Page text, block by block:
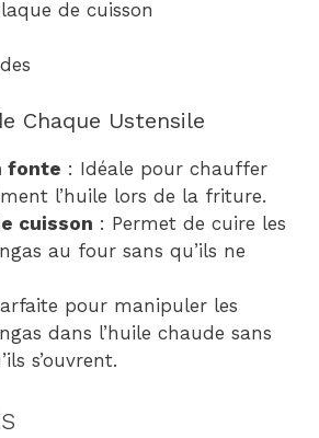
de cuisson
Chaque Ustensile
fonte : Idéale pour chauffer
l’huile lors de la friture.
cuisson : Permet de cuire les
au four sans qu’ils ne
pour manipuler les
dans l’huile chaude sans
s’ouvrent.